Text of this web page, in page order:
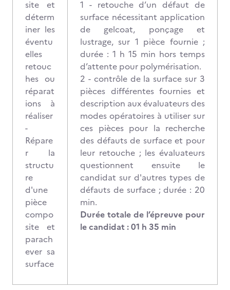
site et
déterm
iner les
éventu
elles
retouc
hes ou
réparat
ions à
réaliser
-
Répare
r la
structu
re
d'une
pièce
compo
site et
parach
ever sa
surface
1 - retouche d’un défaut de
surface nécessitant application
de gelcoat, ponçage et
lustrage, sur 1 pièce fournie ;
durée : 1 h 15 min hors temps
d’attente pour polymérisation.
2 - contrôle de la surface sur 3
pièces différentes fournies et
description aux évaluateurs des
modes opératoires à utiliser sur
ces pièces pour la recherche
des défauts de surface et pour
leur retouche ; les évaluateurs
questionnent ensuite le
candidat sur d'autres types de
défauts de surface ; durée : 20
min.
Durée totale de l’épreuve pour
le candidat : 01 h 35 min